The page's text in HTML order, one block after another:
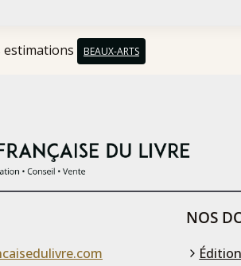
BEAUX-ARTS
NOS